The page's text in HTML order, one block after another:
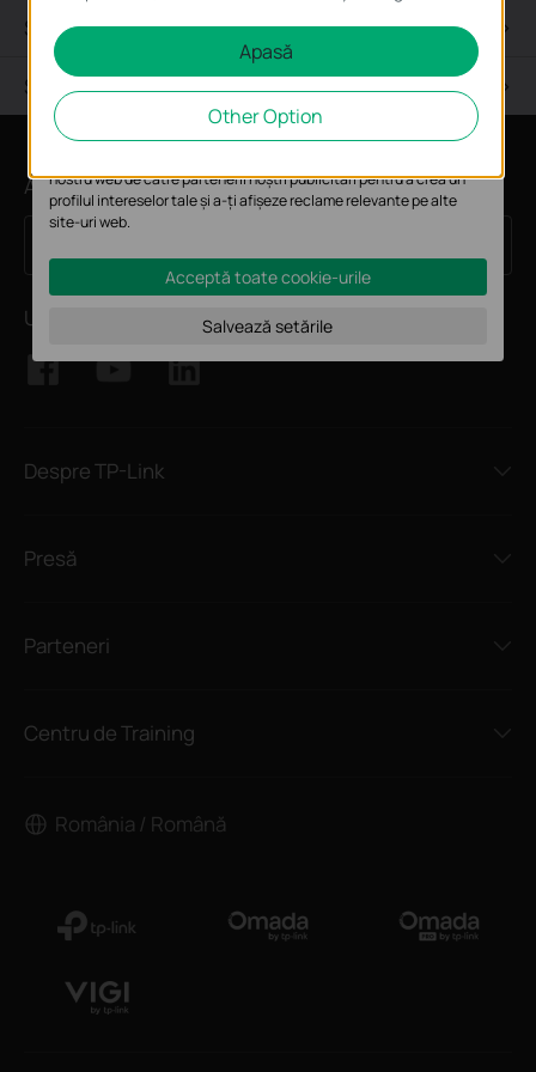
Specificaţii Tehnice
Suport Tehnic
Abonează-te
Urmărește-ne
Despre TP-Link
Presă
Parteneri
Centru de Training
România / Română
Apasă
Other Option
Cookie-uri de analiză și marketing
Cookie-urile de analiză ne permit să analizăm activitățile tale de pe
site-ul nostru web a îmbunătăți și ajusta funcționalitatea site-ului.
nostru web de către partenerii noștri publicitari pentru a crea un
profilul intereselor tale și a-ți afișeze reclame relevante pe alte
site-uri web.
Acceptă toate cookie-urile
Salvează setările